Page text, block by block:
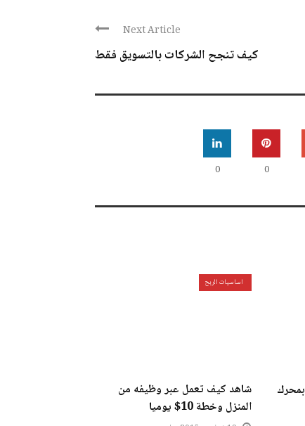
Next Article
كيف تنجح الشركات بالتسويق فقط
0
0
كيف تصنع موقع يكون رقم 1 بمحرك
اساسيات الربح
شاهد كيف تعمل عبر وظيفه من
المنزل وخطة 10$ يوميا